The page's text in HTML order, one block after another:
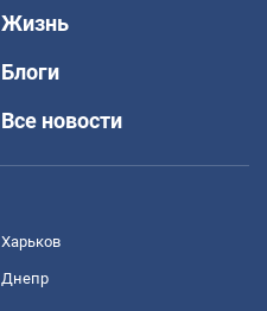
Жизнь
Блоги
Все новости
Харьков
Днепр